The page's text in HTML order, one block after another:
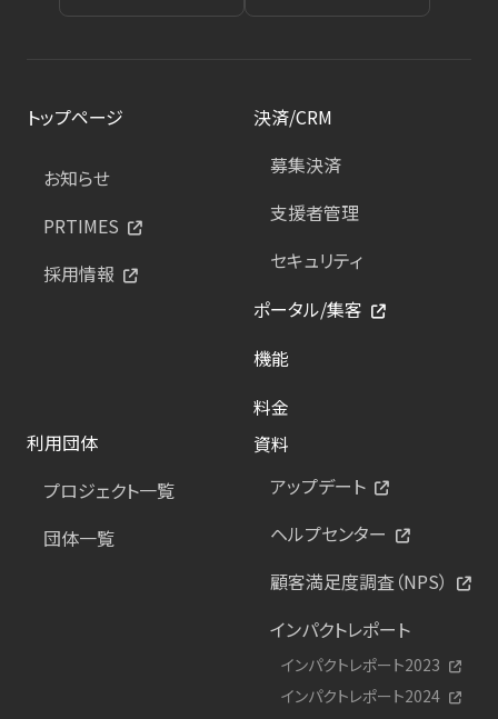
トップページ
お知らせ
PRTIMES
採用情報
決済/CRM
募集決済
支援者管理
セキュリティ
ポータル/集客
機能
料金
利用団体
プロジェクト一覧
団体一覧
資料
アップデート
ヘルプセンター
顧客満足度調査（NPS）
インパクトレポート
インパクトレポート2023
インパクトレポート2024